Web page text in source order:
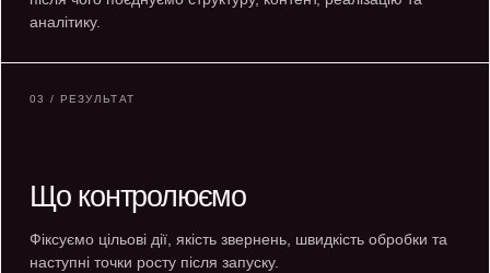
аналітику.
03 / РЕЗУЛЬТАТ
Що контролюємо
Фіксуємо цільові дії, якість звернень, швидкість обробки та
наступні точки росту після запуску.